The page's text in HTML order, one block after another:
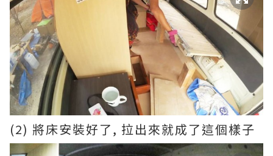
(2) 將床安裝好了, 拉出來就成了這個樣子